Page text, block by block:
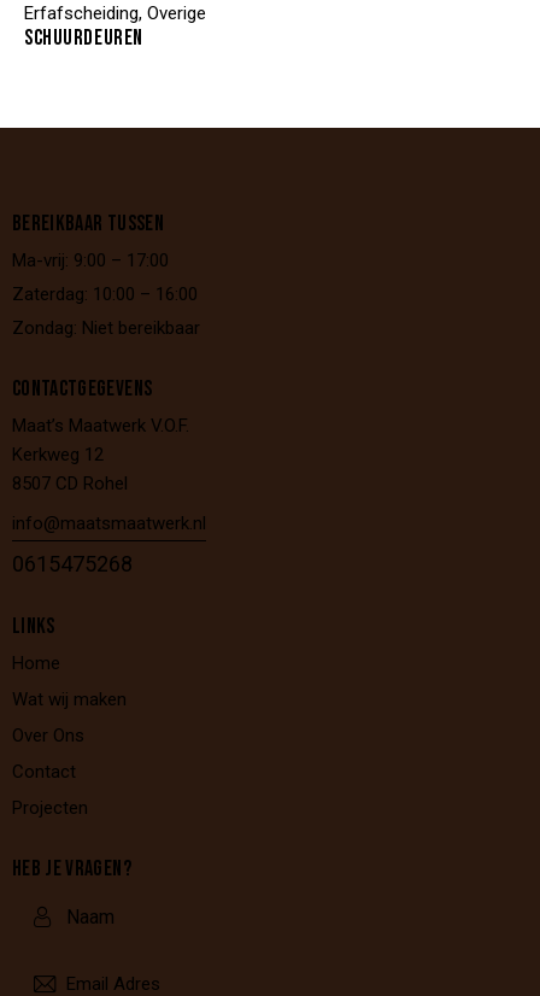
Erfafscheiding, Overige
SCHUURDEUREN
BEREIKBAAR TUSSEN
Ma-vrij: 9:00 – 17:00
Zaterdag: 10:00 – 16:00
Zondag: Niet bereikbaar
CONTACTGEGEVENS
Maat’s Maatwerk V.O.F.
Kerkweg 12
8507 CD Rohel
info@maatsmaatwerk.nl
0615475268
LINKS
Home
Wat wij maken
Over Ons
Contact
Projecten
HEB JE VRAGEN?